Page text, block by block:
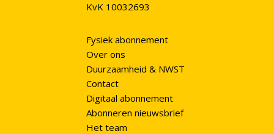
KvK 10032693
Fysiek abonnement
Over ons
Duurzaamheid & NWST
Contact
Digitaal abonnement
Abonneren nieuwsbrief
Het team